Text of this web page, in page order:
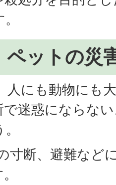
ペットの災
人にも動物にも
で迷惑にならな
寸断、避難など